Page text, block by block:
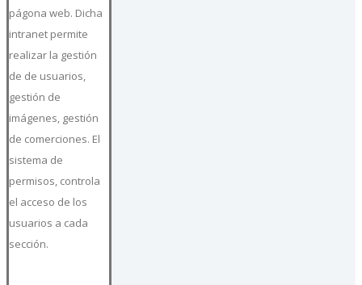
págona web. Dicha
intranet permite
realizar la gestión
de de usuarios,
gestión de
imágenes, gestión
de comerciones. El
sistema de
permisos, controla
el acceso de los
usuarios a cada
sección.